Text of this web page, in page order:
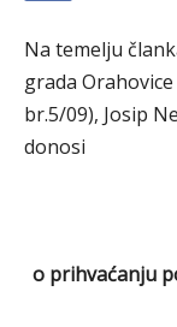
Na temelju
grada
br.5/09), Josip
donosi
o prihvaćanju